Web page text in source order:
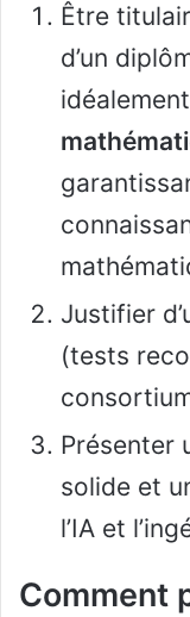
Être
d’un
Justifier
(tests
Présenter
solide et
l’IA et
Comment